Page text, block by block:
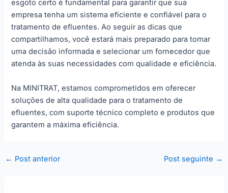
esgoto certo é fundamental para garantir que sua
empresa tenha um sistema eficiente e confiável para o
tratamento de efluentes. Ao seguir as dicas que
compartilhamos, você estará mais preparado para tomar
uma decisão informada e selecionar um fornecedor que
atenda às suas necessidades com qualidade e eficiência.
Na MINITRAT, estamos comprometidos em oferecer
soluções de alta qualidade para o tratamento de
efluentes, com suporte técnico completo e produtos que
garantem a máxima eficiência.
← Post anterior Post seguinte →